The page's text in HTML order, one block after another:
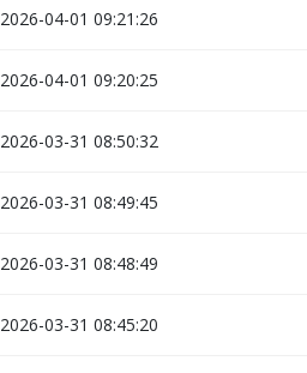
2026-04-01 09:21:26
2026-04-01 09:20:25
2026-03-31 08:50:32
2026-03-31 08:49:45
2026-03-31 08:48:49
2026-03-31 08:45:20